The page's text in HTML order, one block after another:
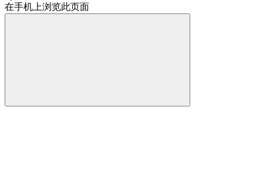
在手机上浏览此页面